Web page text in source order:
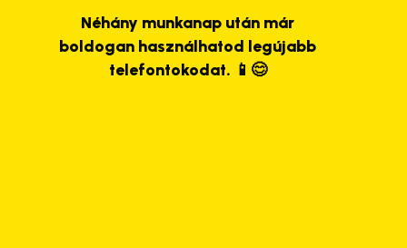
Néhány munkanap után már
boldogan használhatod legújabb
telefontokodat. 📱😊